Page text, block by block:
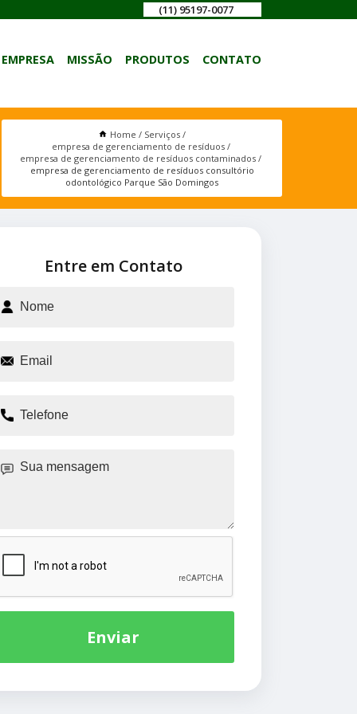
(11) 95197-0077
EMPRESA MISSÃO PRODUTOS CONTATO
Home
Serviços
empresa de gerenciamento de resíduos
empresa de gerenciamento de resíduos contaminados
empresa de gerenciamento de resíduos consultório
odontológico Parque São Domingos
Entre em Contato
Enviar